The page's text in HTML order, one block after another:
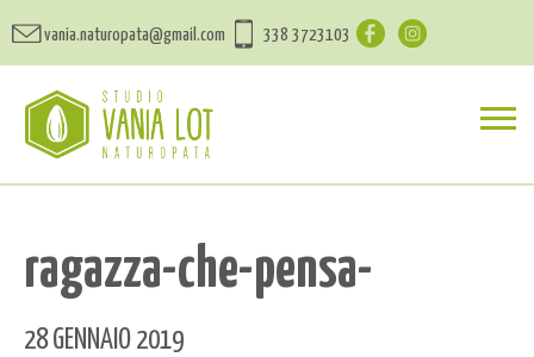
vania.naturopata@gmail.com 338 3723103
ragazza-che-pensa-
28 GENNAIO 2019